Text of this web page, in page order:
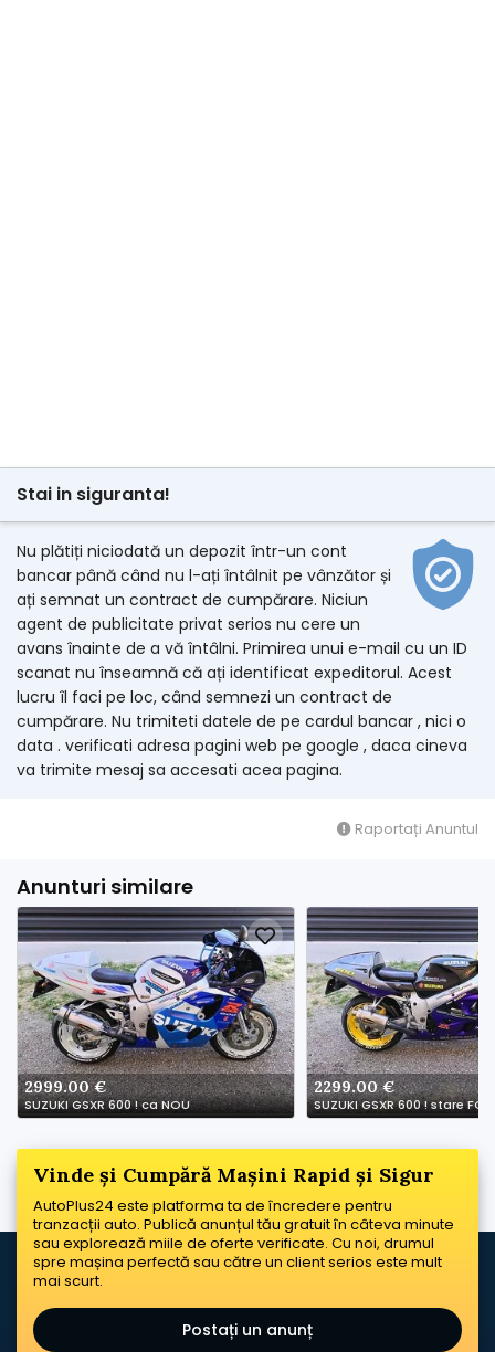
Stai in siguranta!
Nu plătiți niciodată un depozit într-un cont
bancar până când nu l-ați întâlnit pe vânzător și
ați semnat un contract de cumpărare. Niciun
agent de publicitate privat serios nu cere un
avans înainte de a vă întâlni. Primirea unui e-mail cu un ID
scanat nu înseamnă că ați identificat expeditorul. Acest
lucru îl faci pe loc, când semnezi un contract de
cumpărare. Nu trimiteti datele de pe cardul bancar , nici o
data . verificati adresa pagini web pe google , daca cineva
va trimite mesaj sa accesati acea pagina.
Raportați Anuntul
Anunturi similare
2999.00 €
SUZUKI GSXR 600 ! ca NOU
2299.00 €
SUZUKI GSXR 600 ! stare
Vinde și Cumpără Mașini Rapid și Sigur
AutoPlus24 este platforma ta de încredere pentru
tranzacții auto. Publică anunțul tău gratuit în câteva minute
sau explorează miile de oferte verificate. Cu noi, drumul
spre mașina perfectă sau către un client serios este mult
mai scurt.
Postați un anunț